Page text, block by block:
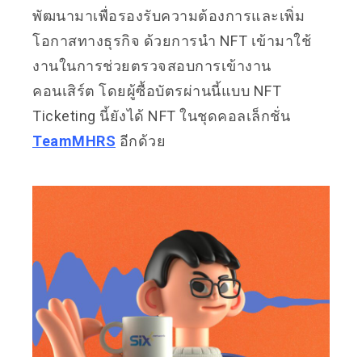
พัฒนามาเพื่อรองรับความต้องการและเพิ่ม
โอกาสทางธุรกิจ ด้วยการนำ NFT เข้ามาใช้
งานในการช่วยตรวจสอบการเข้างาน
คอนเสิร์ต โดยผู้ซื้อบัตรผ่านนี้แบบ NFT
Ticketing นี้ยังได้ NFT ในชุดคอลเล็กชั่น
TeamMHRS อีกด้วย